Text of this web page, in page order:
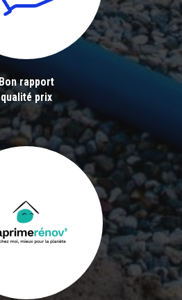
Bon rapport
qualité prix